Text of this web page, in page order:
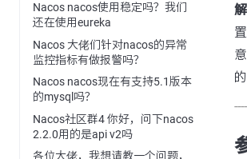
Nacos nacos使用稳定吗？我们
还在使用eureka
Nacos 大佬们针对nacos的异常
监控指标有做报警吗？
Nacos nacos现在有支持5.1版本
的mysql吗？
Nacos社区群4 你好，问下nacos
2.2.0用的是api v2吗
各位大佬，我想请教一个问题，